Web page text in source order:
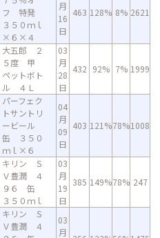
フ 特発
３５０ｍｌ
×６×４
月
16
日
463 128% 8% 2621
大五郎 ２
５度 甲
ペットボト
ル ４Ｌ
03
月
28
日
432 92% 7% 1999
パーフェク
トサントリ
ービール
缶 ３５０
ｍｌ×６
04
月
09
日
403 121%78%1008
キリン Ｓ
Ｖ豊潤 ４
９６ 缶
３５０ｍｌ
03
月
19
日
385 149%78% 247
キリン Ｓ
Ｖ豊潤 ４
03
月